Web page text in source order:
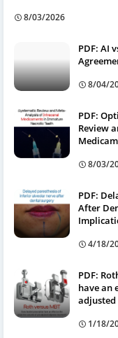
8/03/2026
PDF: AI
8/04/
PDF:
Review
8/03/
PDF:
After
4/18/
PDF:
have an
adjusted
1/18/